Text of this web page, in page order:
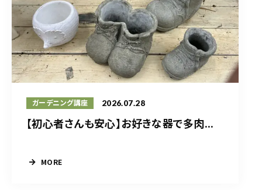
ガーデニング講座 2026.07.28
【初心者さんも安心】お好きな器で多肉...
MORE